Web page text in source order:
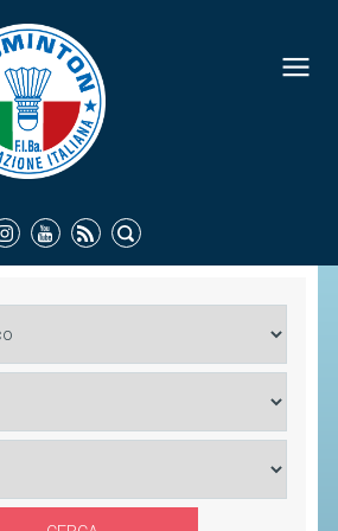
FEDERAZIONE
IDENTITÀ
COMMISSIONI FEDERALI
ORGANI TERRITORIALI
SOCIETÀ SPORTIVE
TUTELA DELLA SALUTE -
COMUNICAZIONE E MARKETING